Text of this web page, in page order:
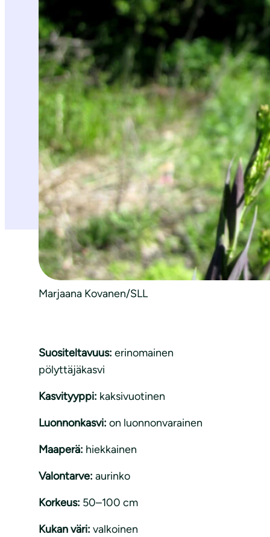
Marjaana Kovanen/SLL
Suositeltavuus: erinomainen
pölyttäjäkasvi
Kasvityyppi: kaksivuotinen
Luonnonkasvi: on luonnonvarainen
Maaperä: hiekkainen
Valontarve: aurinko
Korkeus: 50–100 cm
Kukan väri: valkoinen